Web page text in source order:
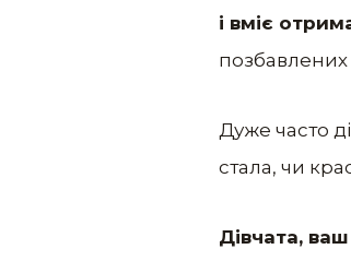
і вміє
позбавлених
Дуже часто
стала, чи
Дівчата,